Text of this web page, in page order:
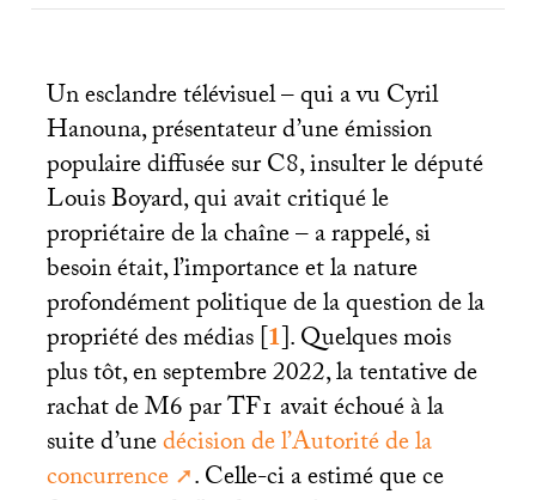
Un esclandre télévisuel – qui a vu Cyril
Hanouna, présentateur d’une émission
populaire diffusée sur C8, insulter le député
Louis Boyard, qui avait critiqué le
propriétaire de la chaîne – a rappelé, si
besoin était, l’importance et la nature
profondément politique de la question de la
propriété des médias[1]. Quelques mois
plus tôt, en septembre 2022, la tentative de
rachat de M6 parTF1 avait échoué à la
suite d’unedécision de l’Autorité de la
concurrence
. Celle-ci a estimé que ce